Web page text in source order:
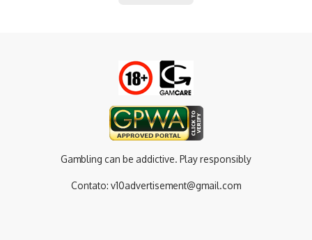
Gambling can be addictive. Play responsibly
Contato: v10advertisement@gmail.com